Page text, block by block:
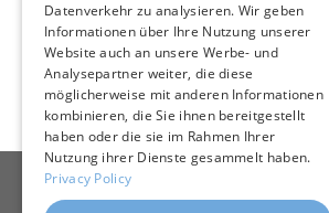
Weiter Horizont
80,00 €
Kontakt
Lieferbedingungen|Rückgaberecht|
FRENCH
Datenverkehr zu analysieren. Wir geben
Informationen über Ihre Nutzung unserer
Website auch an unsere Werbe- und
Analysepartner weiter, die diese
möglicherweise mit anderen Informationen
kombinieren, die Sie ihnen bereitgestellt
haben oder die sie im Rahmen Ihrer
Nutzung ihrer Dienste gesammelt haben.
Privacy Policy